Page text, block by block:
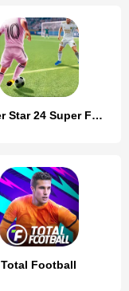
Soccer Star 24 Super Football
Total Football